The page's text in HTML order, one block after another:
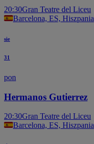
20:30Gran Teatre del Liceu
Barcelona, ES, Hiszpania
sie
31
pon
Hermanos Gutierrez
20:30Gran Teatre del Liceu
Barcelona, ES, Hiszpania